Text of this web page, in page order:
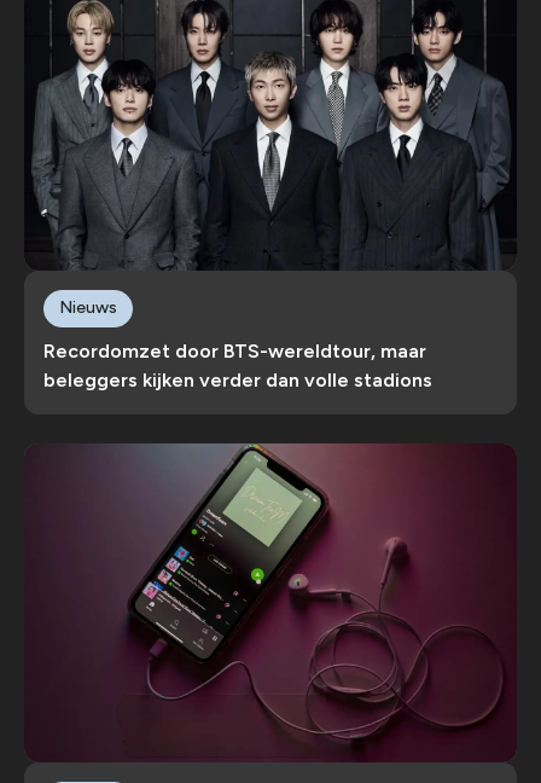
Recordomzet door BTS-wereldtour, maar
beleggers kijken verder dan volle stadions
Nieuws